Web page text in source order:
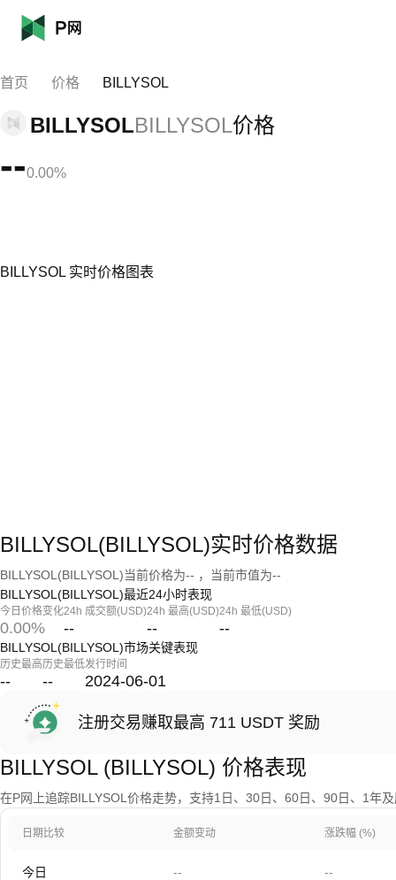
首页 价格 BILLYSOL
BILLYSOLBILLYSOL价格
--0.00%
BILLYSOL 实时价格图表
BILLYSOL(BILLYSOL)实时价格数据
BILLYSOL(BILLYSOL)当前价格为-- ，当前市值为--
BILLYSOL(BILLYSOL)最近24小时表现
今日价格变化
0.00%
24h 成交额(USD)
--
24h 最高(USD)
--
24h 最低(USD)
--
BILLYSOL(BILLYSOL)市场关键表现
历史最高
--
历史最低
--
发行时间
2024-06-01
注册交易赚取最高 711 USDT 奖励
BILLYSOL (BILLYSOL) 价格表现
在P网上追踪BILLYSOL价格走势，支持1日、30日、60日、90日、1年
日期比较 金额变动 涨跌幅 (%)
今日 -- --